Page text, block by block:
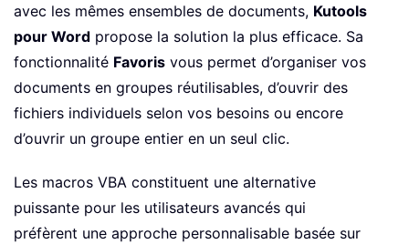
avec les mêmes ensembles de documents, Kutools
pour Word propose la solution la plus efficace. Sa
fonctionnalité Favoris vous permet d’organiser vos
documents en groupes réutilisables, d’ouvrir des
fichiers individuels selon vos besoins ou encore
d’ouvrir un groupe entier en un seul clic.
Les macros VBA constituent une alternative
puissante pour les utilisateurs avancés qui
préfèrent une approche personnalisable basée sur